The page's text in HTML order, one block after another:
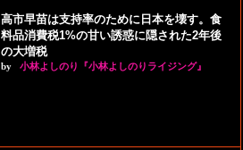
高市早苗は支持率のために日本を壊す。食
料品消費税1%の甘い誘惑に隠された2年後
の大増税
by 小林よしのり『小林よしのりライジング』